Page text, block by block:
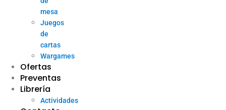
mesa
Juegos
de
cartas
Wargames
Ofertas
Preventas
Librería
Actividades